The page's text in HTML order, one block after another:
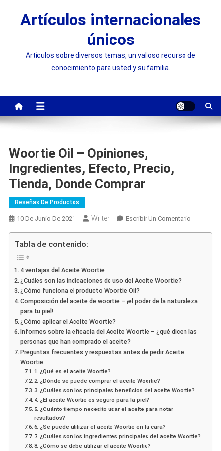
Artículos internacionales
únicos
Artículos sobre diversos temas, un valioso recurso de
conocimiento para usted y su familia.
Woortie Oil – Opiniones,
Ingredientes, Efecto, Precio,
Tienda, Donde Comprar
Reseñas De Productos
10 De Junio De 2021 Writer Escribir Un ComentarioOn
Comprar
Tabla de contenido:
4 ventajas del Aceite Woortie
¿Cuáles son las indicaciones de uso del Aceite Woortie?
¿Cómo funciona el producto Woortie Oil?
Composición del aceite de woortie – ¡el poder de la naturaleza
para tu piel!
¿Cómo aplicar el Aceite Woortie?
Informes sobre la eficacia del Aceite Woortie – ¿qué dicen las
personas que han comprado el aceite?
Preguntas frecuentes y respuestas antes de pedir Aceite
Woortie
1. ¿Qué es el aceite Woortie?
2. ¿Dónde se puede comprar el aceite Woortie?
3. ¿Cuáles son los principales beneficios del aceite Woortie?
4. ¿El aceite Woortie es seguro para la piel?
5. ¿Cuánto tiempo necesito usar el aceite para notar
resultados?
6. ¿Se puede utilizar el aceite Woortie en la cara?
7. ¿Cuáles son los ingredientes principales del aceite Woortie?
8. ¿Cómo se debe utilizar el aceite Woortie?